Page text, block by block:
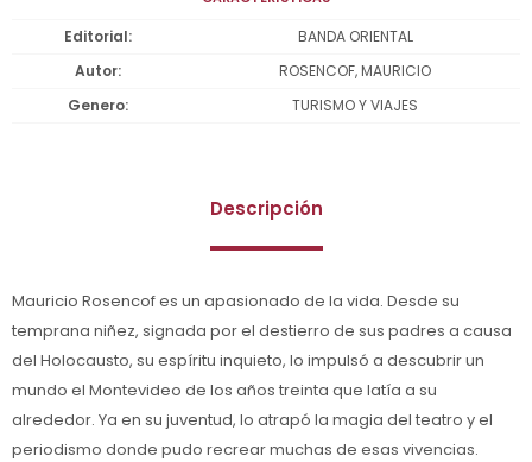
Editorial
BANDA ORIENTAL
Autor
ROSENCOF, MAURICIO
Genero
TURISMO Y VIAJES
Descripción
Mauricio Rosencof es un apasionado de la vida. Desde su
temprana niñez, signada por el destierro de sus padres a causa
del Holocausto, su espíritu inquieto, lo impulsó a descubrir un
mundo el Montevideo de los años treinta que latía a su
alrededor. Ya en su juventud, lo atrapó la magia del teatro y el
periodismo donde pudo recrear muchas de esas vivencias.